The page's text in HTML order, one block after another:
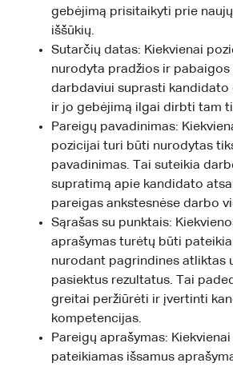
gebėjimą prisitaikyti prie
iššūkių.
Sutarčių datas: Kiekvienai
nurodyta pradžios ir pabaigos
darbdaviui suprasti kandidato
ir jo gebėjimą ilgai dirbti tam
Pareigų pavadinimas:
pozicijai turi būti nurodytas
pavadinimas. Tai suteikia
supratimą apie kandidato
pareigas ankstesnėse darbo
Sąrašas su punktais:
aprašymas turėtų būti
nurodant pagrindines atliktas
pasiektus rezultatus. Tai
greitai peržiūrėti ir įvertinti
kompetencijas.
Pareigų aprašymas:
pateikiamas išsamus